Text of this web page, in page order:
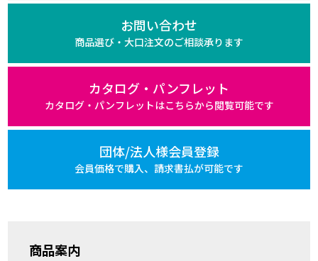
お問い合わせ
商品選び・大口注文のご相談承ります
カタログ・パンフレット
カタログ・パンフレットはこちらから閲覧可能です
団体/法人様会員登録
会員価格で購入、 請求書払が可能です
商品案内